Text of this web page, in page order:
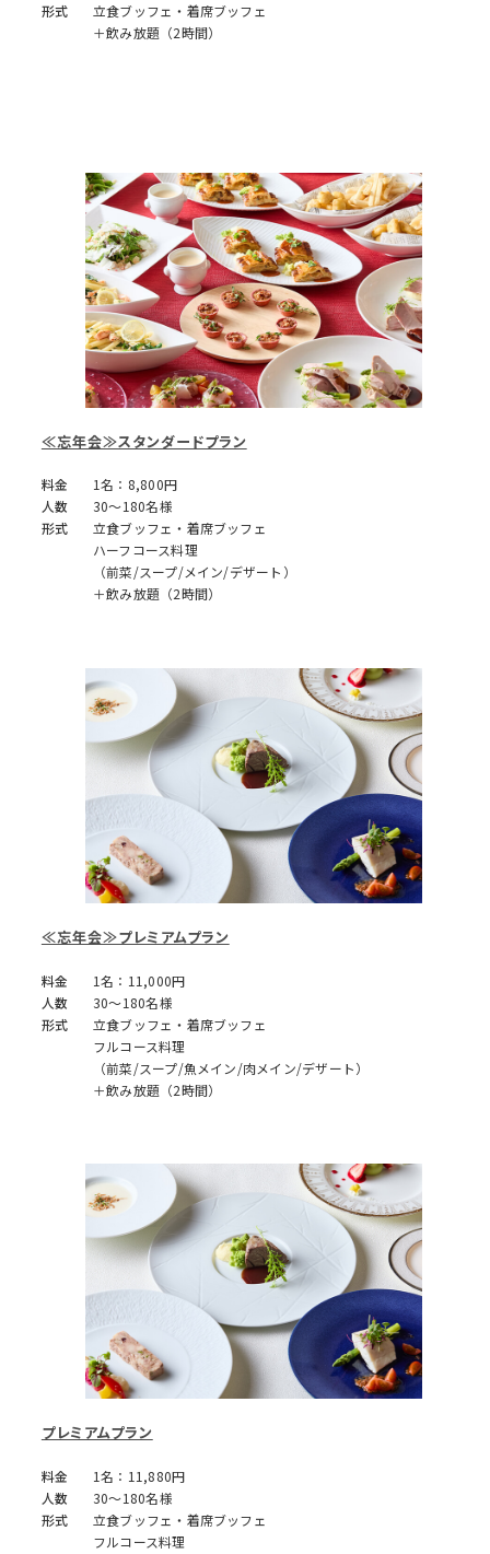
形式
立食ブッフェ・着席ブッフェ
＋飲み放題（2時間）
≪忘年会≫スタンダードプラン
料金
1名：8,800円
人数
30～180名様
形式
立食ブッフェ・着席ブッフェ
ハーフコース料理
（前菜/スープ/メイン/デザート）
＋飲み放題（2時間）
≪忘年会≫プレミアムプラン
料金
1名：11,000円
人数
30～180名様
形式
立食ブッフェ・着席ブッフェ
フルコース料理
（前菜/スープ/魚メイン/肉メイン/デザート）
＋飲み放題（2時間）
プレミアムプラン
料金
1名：11,880円
人数
30～180名様
形式
立食ブッフェ・着席ブッフェ
フルコース料理